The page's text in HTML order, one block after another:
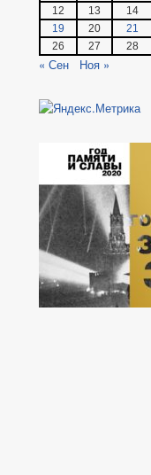
12
13 14
19
20 21
26
27 28
« Сен Ноя »